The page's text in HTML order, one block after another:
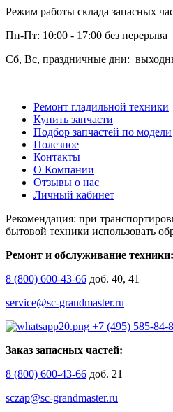
Режим работы склада запасных
Пн-Пт: 10:00 - 17:00 без перерыва
Сб, Вс, праздничные дни:
Ремонт гладильной техники
Купить запчасти
Подбор запчастей по модели
Полезное
Контакты
О Компании
Отзывы о нас
Личный кабинет
Рекомендация: при
бытовой техники использовать
Ремонт и обслуживание техники:
8 (800) 600-43-66 доб. 40, 41
service@sc-grandmaster.ru
+7 (495) 585-84-
Заказ запасных частей:
8 (800) 600-43-66 доб. 21
sczap@sc-grandmaster.ru